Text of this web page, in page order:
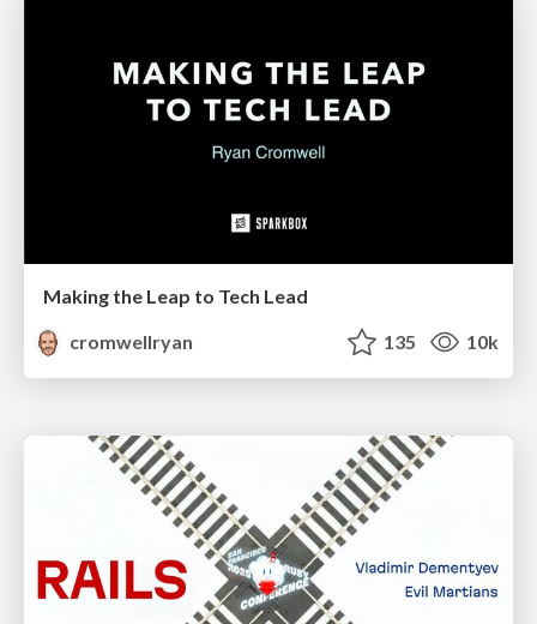
Making the Leap to Tech Lead
cromwellryan
135 10k